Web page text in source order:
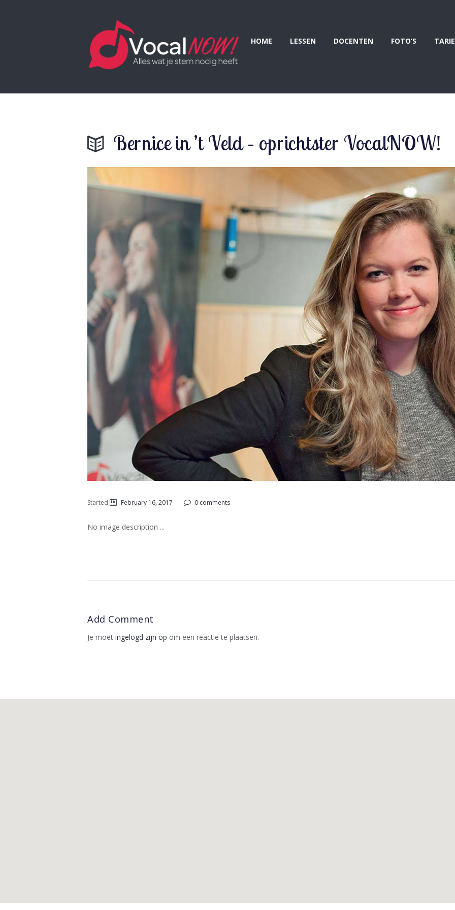
HOME LESSEN DOCENTEN FOTO’S
Bernice in ’t Veld – oprichtster VocalNOW!
Started February 16, 2017 0 comments
No image description ...
Add Comment
Je moet ingelogd zijn op om een reactie te plaatsen.